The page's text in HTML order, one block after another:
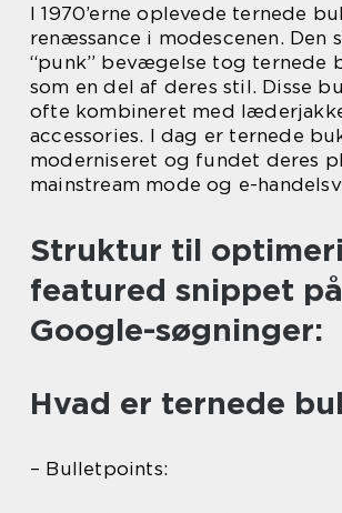
I 1970’erne oplevede ternede
renæssance i modescenen. Den
“punk” bevægelse tog ternede
som en del af deres stil. Disse
ofte kombineret med
accessories. I dag er ternede
moderniseret og fundet deres
mainstream mode og e-
Struktur til
featured snippet på
Google-søgninger:
Hvad er ternede
– Bulletpoints: